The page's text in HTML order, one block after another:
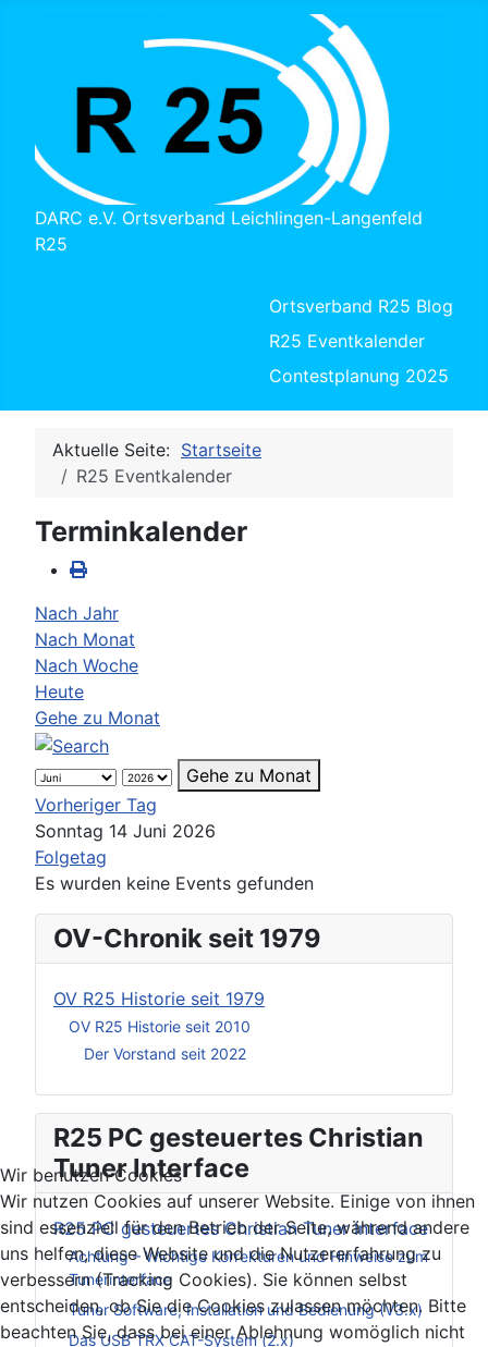
DARC e.V. Ortsverband Leichlingen-Langenfeld
R25
Ortsverband R25 Blog
R25 Eventkalender
Contestplanung 2025
OV-Chronik seit 1979
OV R25 Historie seit 1979
OV R25 Historie seit 2010
Der Vorstand seit 2022
R25 PC gesteuertes Christian
Tuner Interface
R25 PC gesteuertes Christian Tuner Interface
Achtung – Wichtige Korrekturen und Hinweise zum
Tunerinterface
Tuner Software, Installation und Bedienung (V3.x)
Das USB TRX CAT-System (2.x)
Aktuelle Seite: Startseite
R25 Eventkalender
Terminkalender
Nach Jahr
Nach Monat
Nach Woche
Heute
Gehe zu Monat
Gehe zu Monat
Vorheriger Tag
Sonntag 14 Juni 2026
Folgetag
Es wurden keine Events gefunden
Wir benutzen Cookies
Wir nutzen Cookies auf unserer Website. Einige von ihnen
sind essenziell für den Betrieb der Seite, während andere
uns helfen, diese Website und die Nutzererfahrung zu
verbessern (Tracking Cookies). Sie können selbst
entscheiden, ob Sie die Cookies zulassen möchten. Bitte
beachten Sie, dass bei einer Ablehnung womöglich nicht